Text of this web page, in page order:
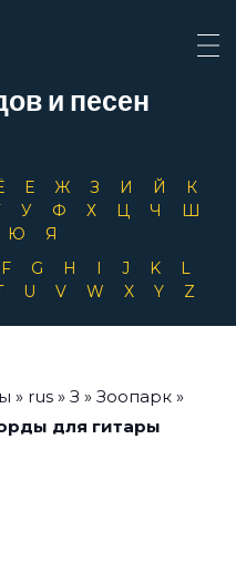
и песен
Е Ж З И Й
К
У Ф Х Ц Ч
Ш
Ю
Я
F G H I J K
L
U V W X Y Z
» rus » З » Зоопарк »
для гитары